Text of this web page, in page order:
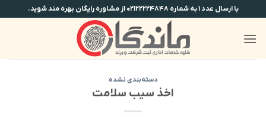
to
content
با ارسال عدد ۱ به شماره ۰۲۱۲۲۲۲۴۸۴۸ از مشاوره رایگان بهره مند شوید.
دسته‌بندی نشده
اخذ سیب سلامت